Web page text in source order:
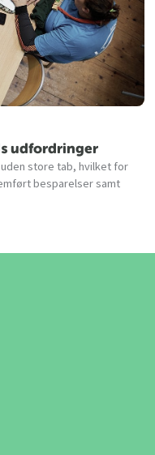
udfordringer
store tab, hvilket for
besparelser samt